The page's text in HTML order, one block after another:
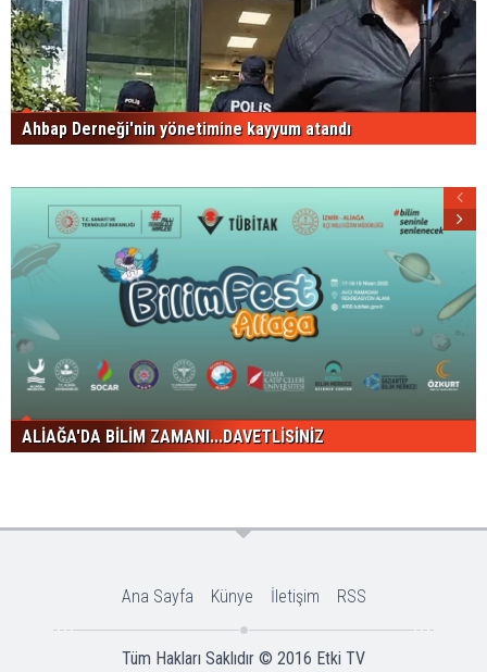
Ahbap Derneği'nin yönetimine kayyum atandı
ALİAĞA'DA BİLİM ZAMANI...DAVETLİSİNİZ
Ana Sayfa Künye İletişim RSS
Tüm Hakları Saklıdır © 2016 Etki TV